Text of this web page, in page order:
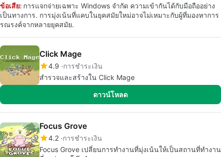
ข้อเสีย: การแจกจ่ายเฉพาะ Windows จำกัด ความเข้ากันได้กับมือถืออย่าง
เป็นทางการ. การมุ่งเน้นที่แคบในยุคสมัยใหม่อาจไม่เหมาะกับผู้ที่มองหาการ
รณรงค์จากหลายยุคสมัย.
Click Mage
4.9 การชำระเงิน
สำรวจและสร้างใน Click Mage
ดาวน์โหลด
Focus Grove
4.2 การชำระเงิน
Focus Grove เปลี่ยนการทำงานที่มุ่งเน้นให้เป็นสถานที่ทำงาน